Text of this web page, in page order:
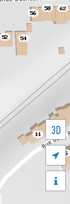
3D

